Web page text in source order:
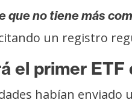
que no tiene más
un registro
el primer ETF
habían enviado